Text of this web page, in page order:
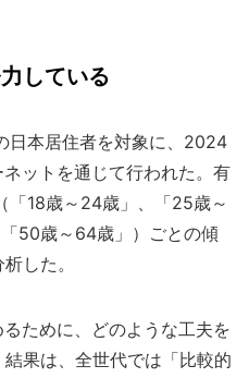
している
本居住者を対象に、2024
ットを通じて行われた。有
「18歳～24歳」、「25歳～
50歳～64歳」）ごとの傾
した。
ために、どのような工夫を
果は、全世代では「比較的